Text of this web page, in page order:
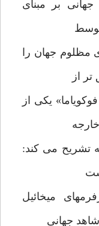
بر مبنای
مظلوم جهان را
از
یکی از
تشریح می کند:
میخائیل
جهانی